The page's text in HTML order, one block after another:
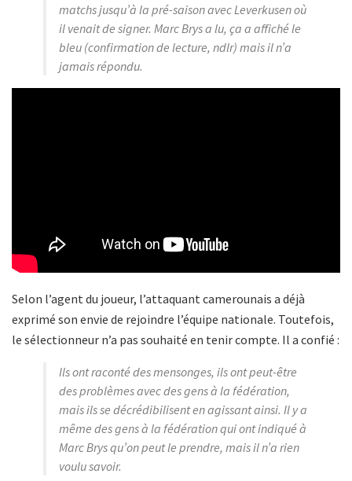
matchs jusqu’à la pré-saison avec Leverkusen où
il venait de signer. Marc Brys a lu, ça a affiché le
bleu (confirmation de lecture, ndlr) mais il n’a
jamais répondu.
Selon l’agent du joueur, l’attaquant camerounais a déjà
exprimé son envie de rejoindre l’équipe nationale. Toutefois,
le sélectionneur n’a pas souhaité en tenir compte. Il a confié :
Ils ont raconté des mensonges, ils ont peut-être
des problèmes avec des gens à la fédération,
mais ils se décrédibilisent en agissant ainsi. Il y a
même des gens à la fédération qui ont indiqué à
Marc Brys qu’on peut le prendre, mais il n’a rien
voulu savoir.